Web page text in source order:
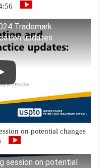
Trademark
updates
on potential changes
session on potential